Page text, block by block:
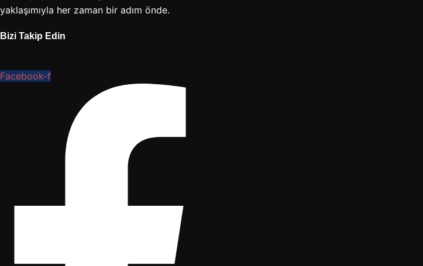
yaklaşımıyla her zaman bir adım önde.
Bizi Takip Edin
Facebook-f